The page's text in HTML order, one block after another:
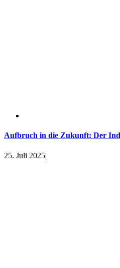
Aufbruch in die Zukunft: Der
25. Juli 2025|